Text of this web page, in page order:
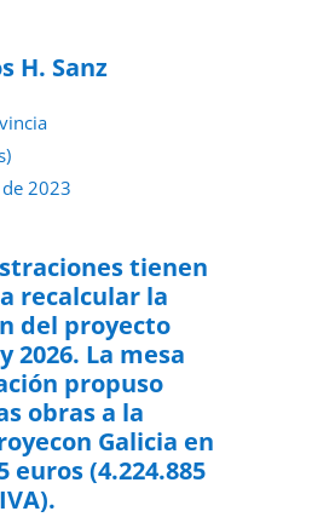
H. Sanz
2023
tienen
recalcular la
del proyecto
2026. La mesa
propuso
obras a la
Galicia en
euros (4.224.885